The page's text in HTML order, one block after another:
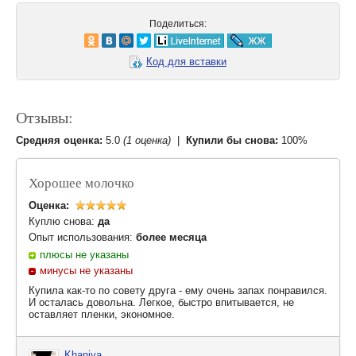
Поделиться:
Код для вставки
Отзывы:
Средняя оценка: 5.0 (1 оценка) Купили бы снова: 100%
Хорошее молочко
Оценка:
Куплю снова: да
Опыт использования: более месяца
плюсы не указаны
минусы не указаны
Купила как-то по совету друга - ему очень запах понравился.
И осталась довольна. Легкое, быстро впитывается, не
оставляет пленки, экономное.